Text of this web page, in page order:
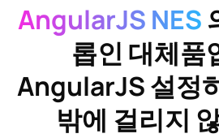
AngularJS NES
롭인 대체품
AngularJS설정
밖에 걸리지